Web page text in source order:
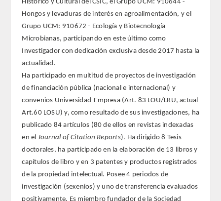
CORRESPONDIENTES
Nacionales
Extranjeros
HONOR
HISTÓRICO DE ACADÉMICOS
NÚMERO
CORRESPONDIENTES
NACIONALES
Histórico y Cultural del CSIC, el Grupo UCM: 910644 -
Hongos y levaduras de interés en agroalimentación, y el
Grupo UCM: 910672 - Ecología y Biotecnología
Microbianas, participando en este último como
Investigador con dedicación exclusiva desde 2017 hasta la
actualidad.
Ha participado en multitud de proyectos de investigación
de financiación pública (nacional e internacional) y
convenios Universidad-Empresa (Art. 83 LOU/LRU, actual
Art.60 LOSU) y, como resultado de sus investigaciones, ha
publicado 84 artículos (80 de ellos en revistas indexadas
en el Journal of Citation Reports). Ha dirigido 8 Tesis
doctorales, ha participado en la elaboración de 13 libros y
capítulos de libro y en 3 patentes y productos registrados
de la propiedad intelectual. Posee 4 periodos de
investigación (sexenios) y uno de transferencia evaluados
positivamente. Es miembro fundador de la Sociedad